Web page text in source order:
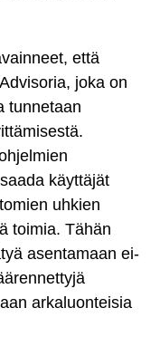
että
joka on
tunnetaan
käyttäjät
uhkien
toimia. Tähän
asentamaan ei-
arkaluonteisia